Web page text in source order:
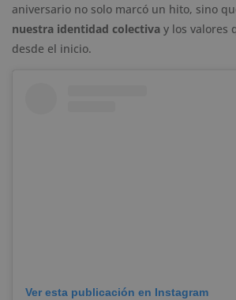
aniversario no solo marcó un hito, sino
nuestra identidad colectiva y los valores
desde el inicio.
Ver esta publicación en Instagram